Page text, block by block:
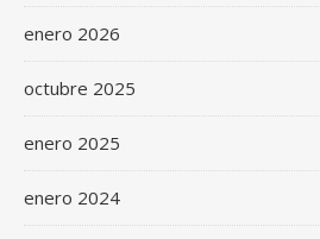
enero 2026
octubre 2025
enero 2025
enero 2024